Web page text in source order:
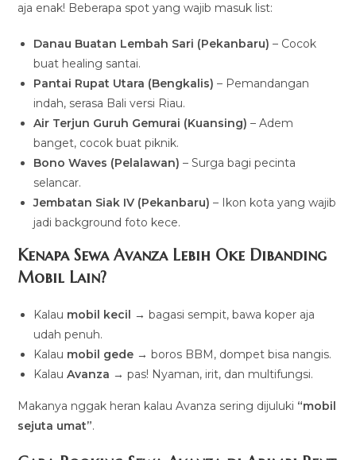
aja enak! Beberapa spot yang wajib masuk list:
Danau Buatan Lembah Sari (Pekanbaru) – Cocok
buat healing santai.
Pantai Rupat Utara (Bengkalis) – Pemandangan
indah, serasa Bali versi Riau.
Air Terjun Guruh Gemurai (Kuansing) – Adem
banget, cocok buat piknik.
Bono Waves (Pelalawan) – Surga bagi pecinta
selancar.
Jembatan Siak IV (Pekanbaru) – Ikon kota yang wajib
jadi background foto kece.
Kenapa Sewa Avanza Lebih Oke Dibanding
Mobil Lain?
Kalau mobil kecil → bagasi sempit, bawa koper aja
udah penuh.
Kalau mobil gede → boros BBM, dompet bisa nangis.
KalauAvanza → pas! Nyaman, irit, dan multifungsi.
Makanya nggak heran kalau Avanza sering dijuluki “mobil
sejuta umat”.